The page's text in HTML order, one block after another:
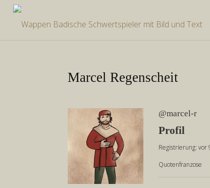
Zum
springen
Marcel Regenscheit
@marcel-r
Profil
Registrierung: vor
Quotenfranzose